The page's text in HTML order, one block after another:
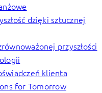
dzięki sztucznej
przyszłości
klienta
for Tomorrow